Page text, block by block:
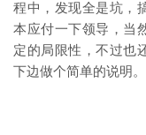
程中，发现全是坑，
本应付一下领导，当
定的局限性，不过也
下边做个简单的说明。